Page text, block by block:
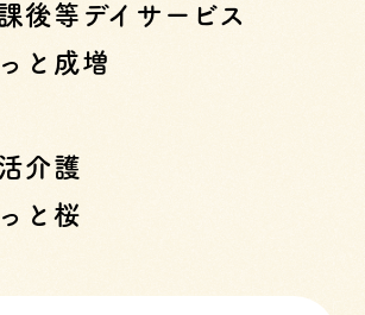
後等デイサービス
と成増
介護
と桜